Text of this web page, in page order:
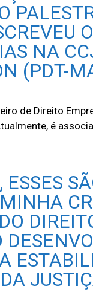
NA
(PDT-
de Direito
é